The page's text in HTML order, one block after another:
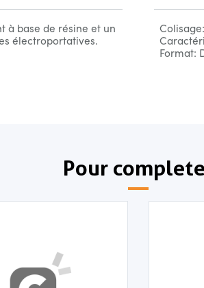
à base de résine et un
électroportatives.
Format:
Pour